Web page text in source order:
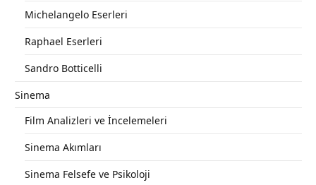
Michelangelo Eserleri
Raphael Eserleri
Sandro Botticelli
Sinema
Film Analizleri ve İncelemeleri
Sinema Akımları
Sinema Felsefe ve Psikoloji